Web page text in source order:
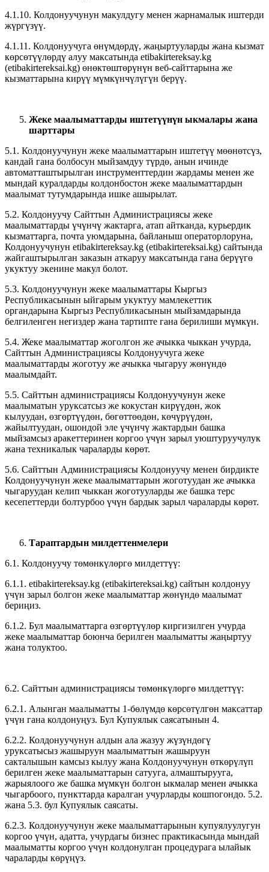
4.1.10. Колдонуучунун макулдугу менен жарнамалык иштерди
жүргүзүү.
4.1.11. Колдонуучуга өнүмдөрдү, жаңыртууларды жана кызмат
көрсөтүүлөрдү алуу максатында etibakirtereksay.kg
(etibakirtereksai.kg) өнөктөштөрүнүн веб-сайттарына же
кызматтарына кирүү мүмкүнчүлүгүн берүү.
Жеке маалыматтарды иштетүүнүн ыкмалары жана
шарттары
5.1. Колдонуучунун жеке маалыматтарын иштетүү мөөнөтсүз,
кандай гана болбосун мыйзамдуу түрдө, анын ичинде
автоматташтырылган инструменттердин жардамы менен же
мындай куралдарды колдонбостон жеке маалыматтардын
маалымат тутумдарында ишке ашырылат.
5.2. Колдонуучу Сайттын Администрациясы жеке
маалыматтарды үчүнчү жактарга, атап айтканда, курьердик
кызматтарга, почта уюмдарына, байланыш операторлоруна,
Колдонуучунун etibakirtereksay.kg (etibakirtereksai.kg) сайтында
жайгаштырылган заказын аткаруу максатында гана берүүгө
укуктуу экенине макул болот.
5.3. Колдонуучунун жеке маалыматтары Кыргыз
Республикасынын ыйгарым укуктуу мамлекеттик
органдарына Кыргыз Республикасынын мыйзамдарында
белгиленген негиздер жана тартипте гана берилиши мүмкүн.
5.4. Жеке маалыматтар жоголгон же ачыкка чыккан учурда,
Сайттын Администрациясы Колдонуучуга жеке
маалыматтарды жоготуу же ачыкка чыгаруу жөнүндө
маалымдайт.
5.5. Сайттын администрациясы Колдонуучунун жеке
маалыматын уруксатсыз же кокустан кирүүдөн, жок
кылуудан, өзгөртүүдөн, бөгөттөөдөн, көчүрүүдөн,
жайылтуудан, ошондой эле үчүнчү жактардын башка
мыйзамсыз аракеттеринен коргоо үчүн зарыл уюштуруучулук
жана техникалык чараларды көрөт.
5.6. Сайттын Администрациясы Колдонуучу менен бирдикте
Колдонуучунун жеке маалыматтарын жоготуудан же ачыкка
чыгаруудан келип чыккан жоготууларды же башка терс
кесепеттерди болтурбоо үчүн бардык зарыл чараларды көрөт.
Тараптардын милдеттенмелери
6.1. Колдонуучу төмөнкүлөргө милдеттүү:
6.1.1. etibakirtereksay.kg (etibakirtereksai.kg) сайтын колдонуу
үчүн зарыл болгон жеке маалыматтар жөнүндө маалымат
бериңиз.
6.1.2. Бул маалыматтарга өзгөртүүлөр киргизилген учурда
жеке маалыматтар боюнча берилген маалыматты жаңыртуу
жана толуктоо.
6.2. Сайттын администрациясы төмөнкүлөргө милдеттүү:
6.2.1. Алынган маалыматты 1-бөлүмдө көрсөтүлгөн максаттар
үчүн гана колдонуңуз. Бул Купуялык саясатынын 4.
6.2.2. Колдонуучунун алдын ала жазуу жүзүндөгү
уруксатысыз жашыруун маалыматтын жашыруун
сакталышын камсыз кылуу жана Колдонуучунун өткөрүлүп
берилген жеке маалыматтарын сатууга, алмаштырууга,
жарыялоого же башка мүмкүн болгон ыкмалар менен ачыкка
чыгарбоого, пункттарда каралган учурларды кошпогондо. 5.2.
жана 5.3. бул Купуялык саясаты.
6.2.3. Колдонуучунун жеке маалыматтарынын купуялуулугун
коргоо үчүн, адатта, учурдагы бизнес практикасында мындай
маалыматты коргоо үчүн колдонулган процедурага ылайык
чараларды көрүңүз.